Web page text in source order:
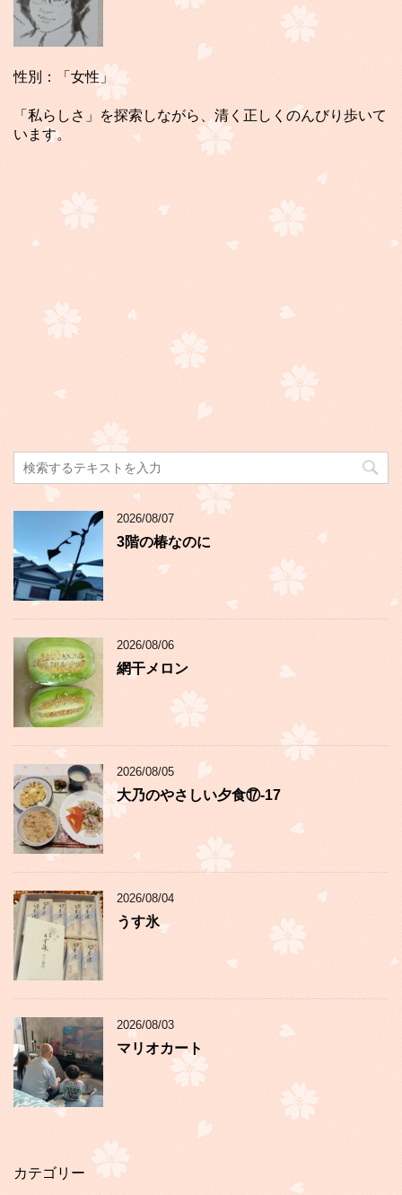
性別：「女性」
「私らしさ」を探索しながら、清く正しくのんびり歩いて
います。
2026/08/07
3階の椿なのに
2026/08/06
網干メロン
2026/08/05
大乃のやさしい夕食⑰-17
2026/08/04
うす氷
2026/08/03
マリオカート
カテゴリー